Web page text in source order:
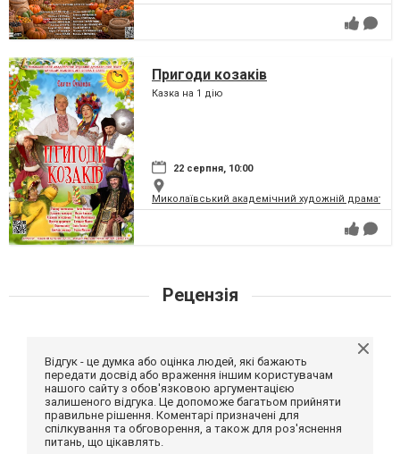
Пригоди козаків
Казка на 1 дію
22 серпня, 10:00
Миколаївський академічний художній
Рецензія
Відгук - це думка або оцінка людей, які бажають
передати досвід або враження іншим користувачам
нашого сайту з обов'язковою аргументацією
залишеного відгука. Це допоможе багатьом прийняти
правильне рішення. Коментарі призначені для
спілкування та обговорення, а також для роз'яснення
питань, що цікавлять.